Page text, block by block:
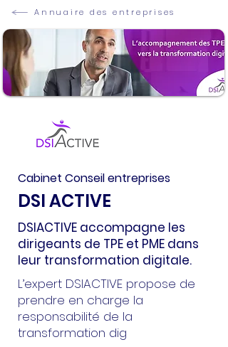
Annuaire des entreprises
Cabinet Conseil entreprises
DSI ACTIVE
DSIACTIVE accompagne les
dirigeants de TPE et PME dans
leur transformation digitale.
L’expert DSIACTIVE propose de
prendre en charge la
responsabilité de la
transformation dig